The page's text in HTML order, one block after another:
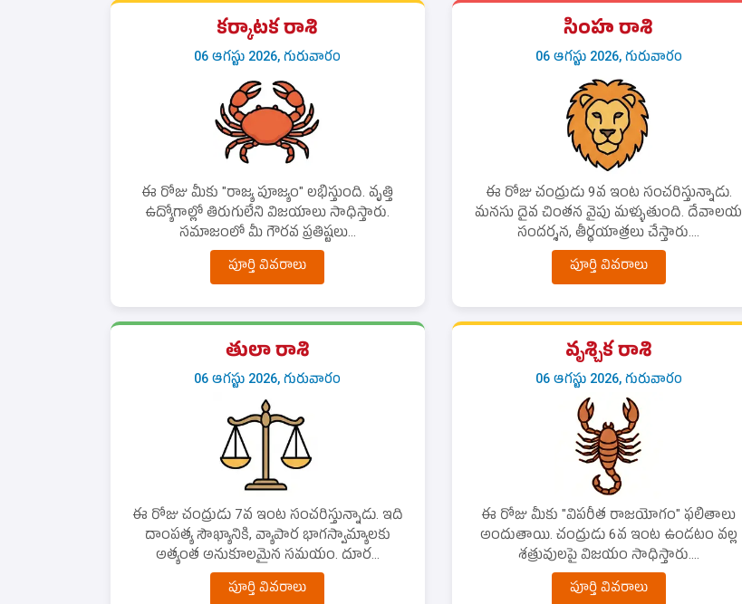
కర్కాటక రాశి
06 ఆగస్టు 2026, గురువారం
ఈ రోజు మీకు "రాజ్య పూజ్యం" లభిస్తుంది. వృత్తి
ఉద్యోగాల్లో తిరుగులేని విజయాలు సాధిస్తారు.
సమాజంలో మీ గౌరవ ప్రతిష్టలు...
పూర్తి వివరాలు
సింహ రాశి
06 ఆగస్టు 2026, గురువారం
ఈ రోజు చంద్రుడు 9వ ఇంట సంచరిస్తున్నాడు.
మనసు దైవ చింతన వైపు మళ్ళుతుంది. దేవాలయ
సందర్శన, తీర్థయాత్రలు చేస్తారు....
పూర్తి వివరాలు
తులా రాశి
06 ఆగస్టు 2026, గురువారం
ఈ రోజు చంద్రుడు 7వ ఇంట సంచరిస్తున్నాడు. ఇది
దాంపత్య సౌఖ్యానికి, వ్యాపార భాగస్వామ్యాలకు
అత్యంత అనుకూలమైన సమయం. దూర...
పూర్తి వివరాలు
వృశ్చిక రాశి
06 ఆగస్టు 2026, గురువారం
ఈ రోజు మీకు "విపరీత రాజయోగం" ఫలితాలు
అందుతాయి. చంద్రుడు 6వ ఇంట ఉండటం వల్ల
శత్రువులపై విజయం సాధిస్తారు....
పూర్తి వివరాలు